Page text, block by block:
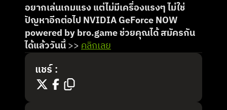
อยากเล่นเกมแรง แต่ไม่มีเครื่องแรงๆ ไม่ใช่
ปัญหาอีกต่อไป NVIDIA GeForce NOW
powered by bro.game ช่วยคุณได้ สมัครกัน
ได้แล้ววันนี้ >> คลิกเลย
แชร์ :